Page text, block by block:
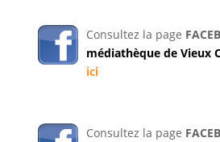
Consultez la page
médiathèque de Vieux
ici
Consultez la page